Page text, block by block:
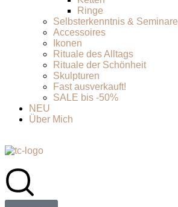
Ringe
Selbsterkenntnis & Seminare
Accessoires
Ikonen
Rituale des Alltags
Rituale der Schönheit
Skulpturen
Fast ausverkauft!
SALE bis -50%
NEU
Über Mich